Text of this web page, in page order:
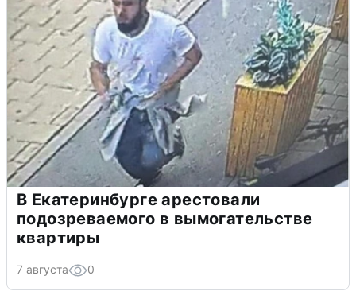
В Екатеринбурге арестовали
подозреваемого в вымогательстве
квартиры
7 августа 0